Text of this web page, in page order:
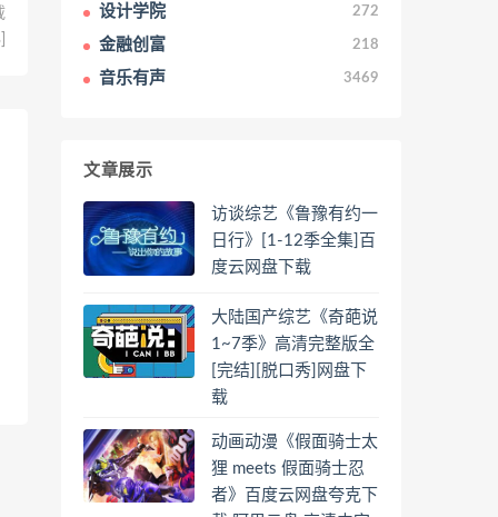
设计学院 272
金融创富 218
音乐有声 3469
文章展示
访谈综艺《鲁豫有约一
日行》[1-12季全集]百
度云网盘下载
大陆国产综艺《奇葩说
1~7季》高清完整版全
[完结][脱口秀]网盘下
载
动画动漫《假面骑士太
狸 meets 假面骑士忍
者》百度云网盘夸克下